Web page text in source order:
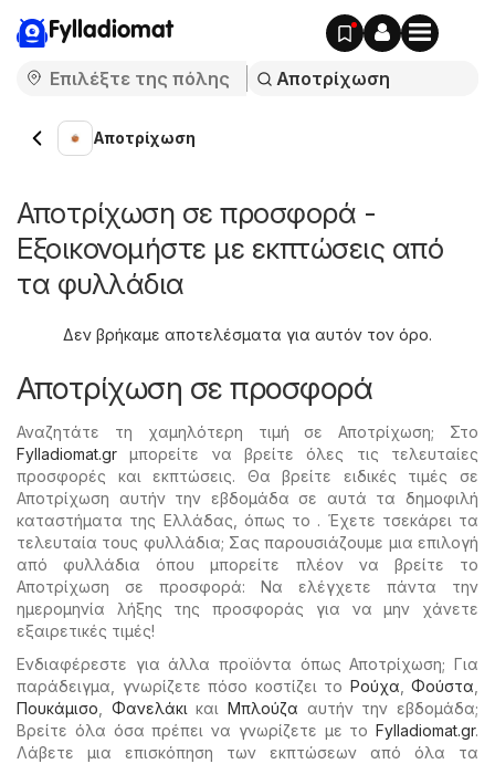
Fylladiomat
Αποτρίχωση
Αποτρίχωση σε προσφορά -
Εξοικονομήστε με εκπτώσεις από
τα φυλλάδια
Δεν βρήκαμε αποτελέσματα για αυτόν τον όρο.
Αποτρίχωση σε προσφορά
Αναζητάτε τη χαμηλότερη τιμή σε Αποτρίχωση; Στο
Fylladiomat.gr μπορείτε να βρείτε όλες τις τελευταίες
προσφορές και εκπτώσεις. Θα βρείτε ειδικές τιμές σε
Αποτρίχωση αυτήν την εβδομάδα σε αυτά τα δημοφιλή
καταστήματα της Ελλάδας, όπως το . Έχετε τσεκάρει τα
τελευταία τους φυλλάδια; Σας παρουσιάζουμε μια επιλογή
από φυλλάδια όπου μπορείτε πλέον να βρείτε το
Αποτρίχωση σε προσφορά: Να ελέγχετε πάντα την
ημερομηνία λήξης της προσφοράς για να μην χάνετε
εξαιρετικές τιμές!
Ενδιαφέρεστε για άλλα προϊόντα όπως Αποτρίχωση; Για
παράδειγμα, γνωρίζετε πόσο κοστίζει το Ρούχα Φούστα
Πουκάμισο
Φανελάκι καιΜπλούζα αυτήν την εβδομάδα;
Βρείτε όλα όσα πρέπει να γνωρίζετε με το Fylladiomat.gr.
Λάβετε μια επισκόπηση των εκπτώσεων από όλα τα